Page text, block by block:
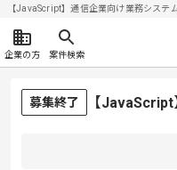
【JavaScript】通信企業向け業務シス
企業の方 案件検索
募集終了 【